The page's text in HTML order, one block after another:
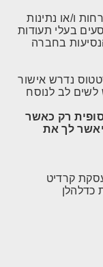
ו/או נתינות
בעלי תעודות
נדרש אישור
לשים לב לנוסח
רק כאשר
לך את